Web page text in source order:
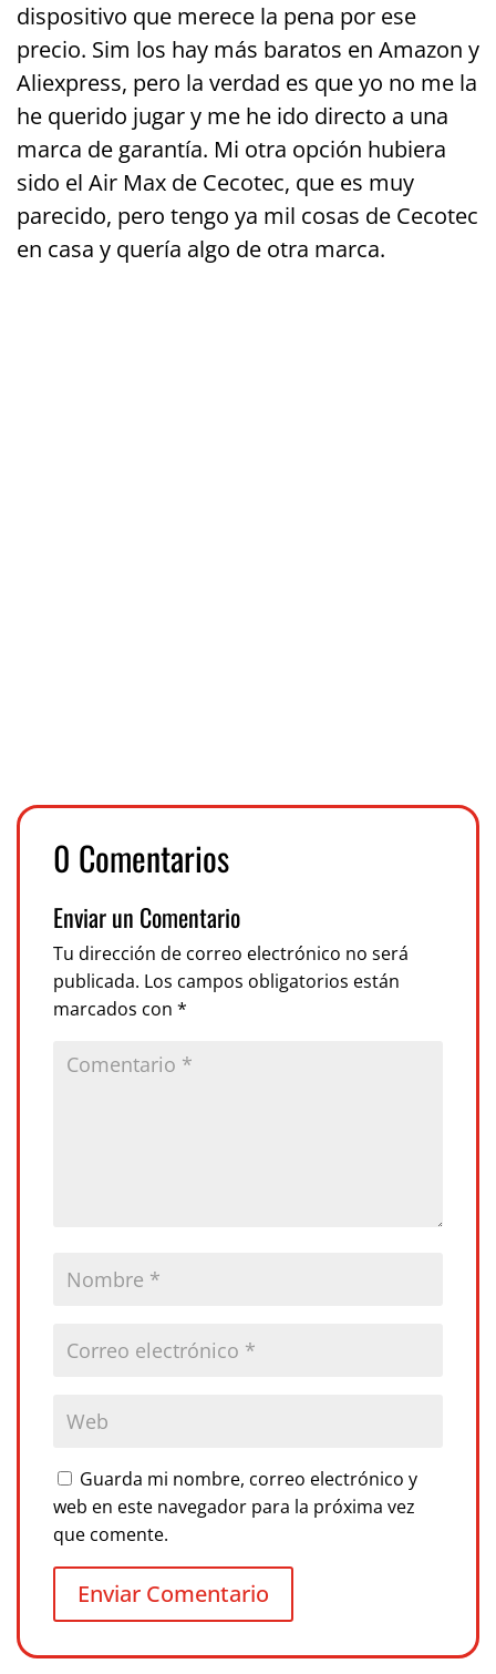
dispositivo que merece la pena por ese
precio. Sim los hay más baratos en Amazon y
Aliexpress, pero la verdad es que yo no me la
he querido jugar y me he ido directo a una
marca de garantía. Mi otra opción hubiera
sido el Air Max de Cecotec, que es muy
parecido, pero tengo ya mil cosas de Cecotec
en casa y quería algo de otra marca.
0 Comentarios
Enviar un Comentario
Tu dirección de correo electrónico no será
publicada. Los campos obligatorios están
marcados con *
Guarda mi nombre, correo electrónico y
web en este navegador para la próxima vez
que comente.
Enviar Comentario